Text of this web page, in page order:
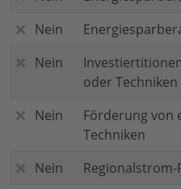
Nein
Nein
oder Techniken
Nein
Förderung von
Techniken
Nein